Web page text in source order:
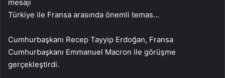
Türkiye ile Fransa arasında önemli temas…
Cumhurbaşkanı Recep Tayyip Erdoğan, Fransa
Cumhurbaşkanı Emmanuel Macron ile görüşme
gerçekleştirdi.